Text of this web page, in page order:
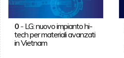
0- LG: nuovo impianto hi-
tech per materiali avanzati
in Vietnam